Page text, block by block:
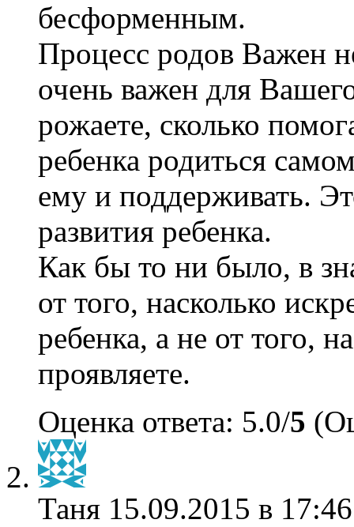
бесформенным.
Процесс родов Важен
очень важен для
рожаете, сколько
ребенка родиться
ему и поддерживать.
развития ребенка.
Как бы то ни было, в
от того, насколько
ребенка, а не от того,
проявляете.
Оценка ответа: 5.0/5
Таня 15.09.2015 в